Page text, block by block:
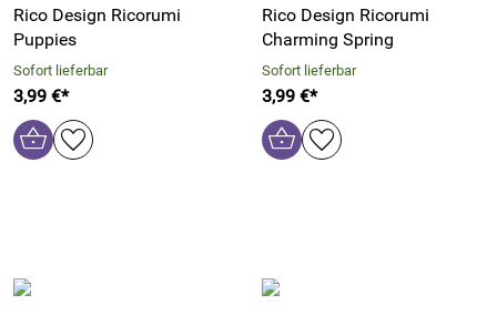
Rico Design Ricorumi
Puppies
Sofort lieferbar
3,99 €*
Rico Design Ricorumi
Charming Spring
Sofort lieferbar
3,99 €*